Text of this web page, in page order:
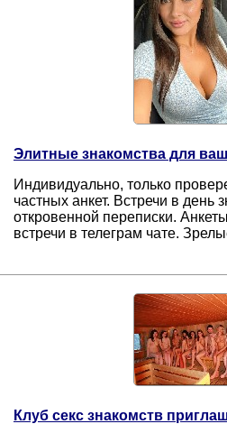
Элитные знакомства для
Индивидуально, только
частных анкет. Встречи в день
откровенной переписки.
встречи в телеграм чате.
Клуб секс знакомств